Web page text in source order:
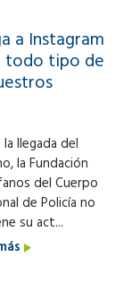
a Instagram
todo tipo de
la llegada del
la Fundación
del Cuerpo
de Policía no
su act...